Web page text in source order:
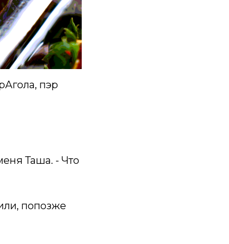
пэр
Таша. - Что
попозже